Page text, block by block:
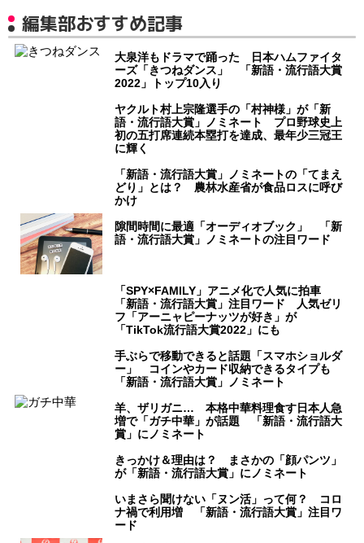
編集部おすすめ記事
大泉洋もドラマで踊った 日本ハムファイタ
ーズ「きつねダンス」 「新語・流行語大賞
2022」トップ10入り
ヤクルト村上宗隆選手の「村神様」が「新
語・流行語大賞」ノミネート プロ野球史上
初の五打席連続本塁打を達成、最年少三冠王
に輝く
「新語・流行語大賞」ノミネートの「てまえ
どり」とは？ 農林水産省が食品ロスに呼び
かけ
隙間時間に最適「オーディオブック」 「新
語・流行語大賞」ノミネートの注目ワード
「SPY×FAMILY」アニメ化で人気に拍車
「新語・流行語大賞」注目ワード 人気ゼリ
フ「アーニャピーナッツが好き」が
「TikTok流行語大賞2022」にも
手ぶらで移動できると話題「スマホショルダ
ー」 コインやカード収納できるタイプも
「新語・流行語大賞」ノミネート
羊、ザリガニ… 本格中華料理食す日本人急
増で「ガチ中華」が話題 「新語・流行語大
賞」にノミネート
きっかけ＆理由は？ まさかの「顔パンツ」
が「新語・流行語大賞」にノミネート
いまさら聞けない「ヌン活」って何？ コロ
ナ禍で利用増 「新語・流行語大賞」注目ワ
ード